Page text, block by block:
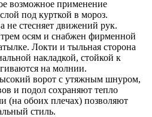
возможное применение
под курткой в мороз.
стесняет движений рук.
осям и снабжен фирменной
Локти и тыльная сторона
накладкой, стойкой к
на молнии.
ворот с утяжным шнуром,
и подол сохраняют тепло
(на обоих плечах) позволяют
стиль.